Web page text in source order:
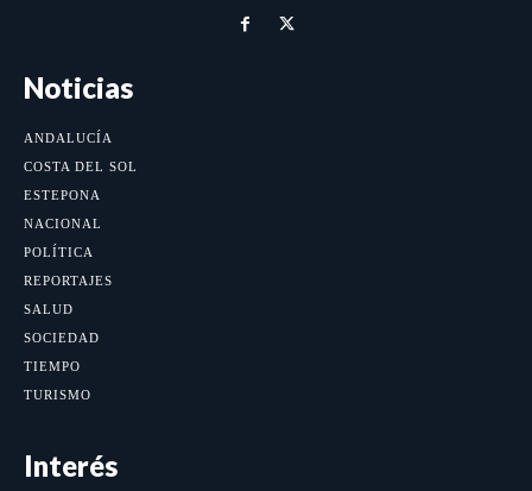
Noticias
ANDALUCÍA
COSTA DEL SOL
ESTEPONA
NACIONAL
POLÍTICA
REPORTAJES
SALUD
SOCIEDAD
TIEMPO
TURISMO
Interés